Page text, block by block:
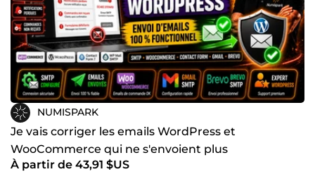
NUMISPARK
Je vais corriger les emails WordPress et
WooCommerce qui ne s'envoient plus
À partir de 43,91 $US